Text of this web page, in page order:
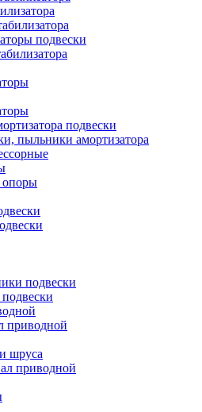
подвески
подвески
пыльники амортизатора
опоры
подвески
приводной
шруса
приводной